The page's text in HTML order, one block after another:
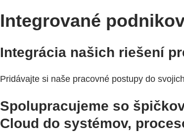
Integrované
Integrácia našich riešení
Pridávajte si naše pracovné postupy do
Spolupracujeme so
Cloud do systémov,